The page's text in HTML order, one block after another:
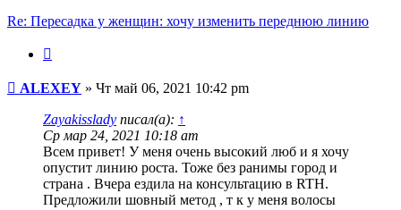
Re: Пересадка у женщин: хочу изменить переднюю линию
Сообщение
ALEXEY » Чт май 06, 2021 10:42 pm
Zayakisslady писал(а): ↑
Ср мар 24, 2021 10:18 am
Всем привет! У меня очень высокий люб и я хочу
опустит линию роста. Тоже без ранимы город и
страна . Вчера ездила на консультацию в RTH.
Предложили шовный метод , т к у меня волосы